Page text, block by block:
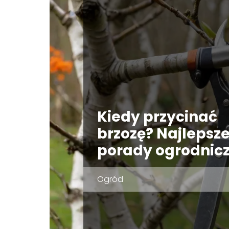
Kiedy przycinać
brzozę?
porady
Ogród